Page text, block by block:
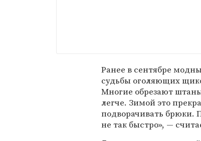
Ранее в сентябре
судьбы оголяющих
Многие обрезают
легче. Зимой это
подворачивать брюки.
не так быстро», —